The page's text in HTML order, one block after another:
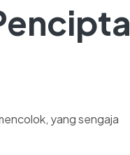
yang sengaja